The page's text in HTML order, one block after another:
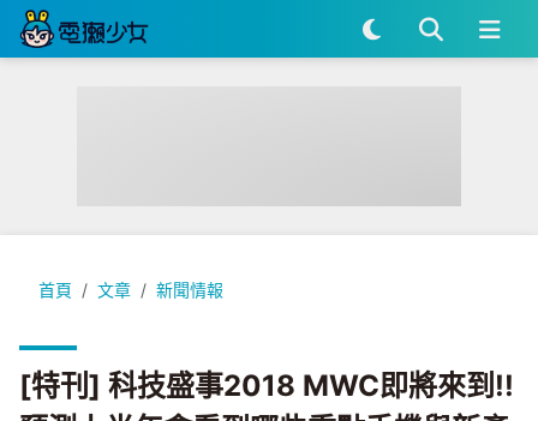
首頁 文章 新聞情報
[特刊] 科技盛事2018 MWC即將來到!!預測上半年會看到哪些
[特刊] 科技盛事2018 MWC即將來到!!